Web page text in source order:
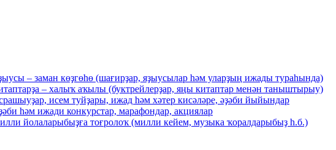
– заман көҙгөһө (шағирҙар, яҙыусылар һәм уларҙың ижады тураһында)
– халыҡ аҡылы (буктрейлерҙар, яңы китаптар менән таныштырыу)
исем туйҙары, ижад һәм хәтер кисәләре, әҙәби йыйындар
һәм ижади конкурстар, марафондар, акциялар
йолаларыбыҙға тоғролоҡ (милли кейем, музыка ҡоралдарыбыҙ һ.б.)